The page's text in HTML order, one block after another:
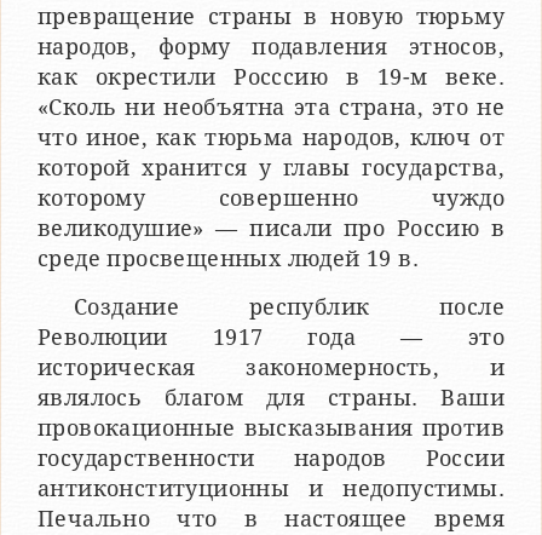
превращение страны в новую тюрьму
народов, форму подавления этносов,
как окрестили Росссию в 19-м веке.
«Сколь ни необъятна эта страна, это не
что иное, как тюрьма народов, ключ от
которой хранится у главы государства,
которому совершенно чуждо
великодушие» — писали про Россию в
среде просвещенных людей 19 в.
Создание республик после
Революции 1917 года — это
историческая закономерность, и
являлось благом для страны. Ваши
провокационные высказывания против
государственности народов России
антиконституционны и недопустимы.
Печально что в настоящее время